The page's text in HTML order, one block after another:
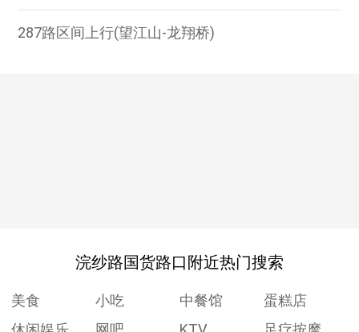
287路区间上行(望江山-龙翔桥)
浣纱路国货路口附近热门搜索
美食 小吃 中餐馆
蛋糕店